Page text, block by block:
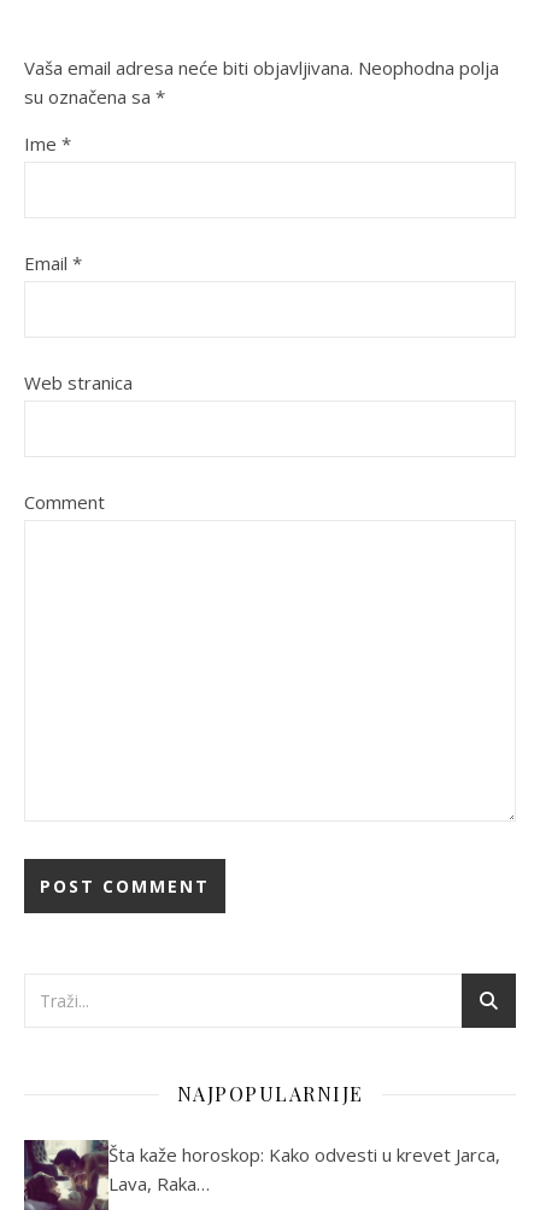
Vaša email adresa neće biti objavljivana. Neophodna polja
su označena sa *
Ime *
Email *
Web stranica
Comment
NAJPOPULARNIJE
Šta kaže horoskop: Kako odvesti u krevet Jarca,
Lava, Raka…